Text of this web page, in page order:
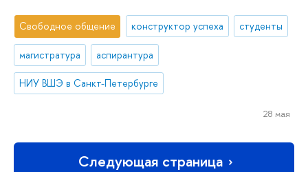
Свободное общение конструктор успеха студенты
магистратура аспирантура
НИУ ВШЭ в Санкт-Петербурге
28 мая
Следующая страница